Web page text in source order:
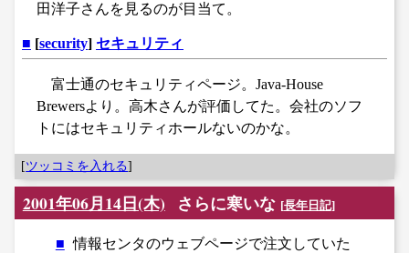
田洋子さんを見るのが目当て。
■ [security] セキュリティ
富士通のセキュリティページ。Java-House
Brewersより。高木さんが評価してた。会社のソフ
トにはセキュリティホールないのかな。
[ツッコミを入れる]
2001年06月14日(木) さらに寒いな [長年日記]
■ 情報センタのウェブページで注文していた